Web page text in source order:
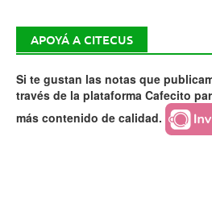
APOYÁ A CITECUS
Si te gustan las notas que
través de la plataforma Cafecito
más contenido de calidad.